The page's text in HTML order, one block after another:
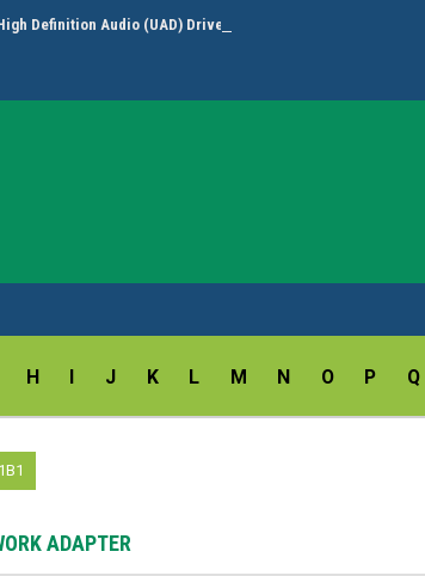
Definition Audio (UAD) Driver (Asus&Asrock) v.6.0.10012.1
H J K L M N O P Q
ADAPTER